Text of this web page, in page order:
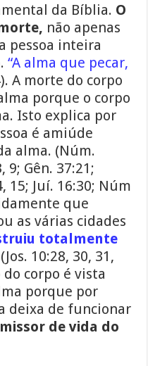
da Bíblia. O
não apenas
pessoa inteira
“A alma que pecar,
A morte do corpo
porque o corpo
Isto explica por
é amiúde
alma. (Núm.
9; Gên. 37:21;
15; Juí. 16:30; Núm
que
as várias cidades
totalmente
(Jos. 10:28, 30, 31,
do corpo é vista
porque por
deixa de funcionar
de vida do